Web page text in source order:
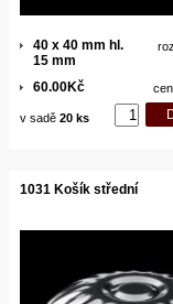
40 x 40 mm hl.
15 mm
60.00Kč
v sadě 20 ks
1031 Košík střední